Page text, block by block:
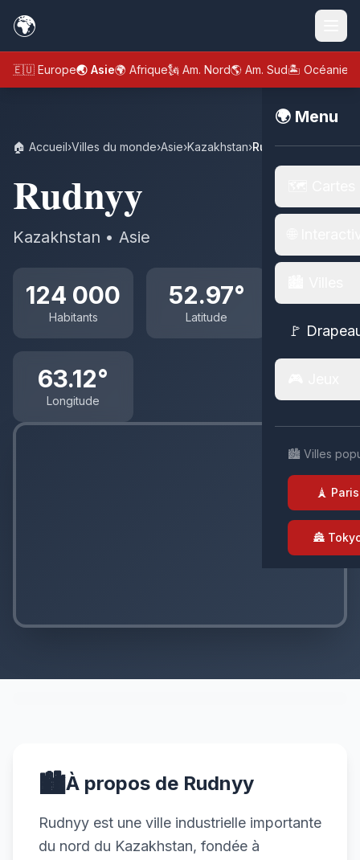
🌍
🇪🇺 Europe🌏 Asie🌍 Afrique🗽 Am. Nord🌎 Am. Sud🏝️ Océanie
🌍 Menu
🚩
🏙️ Villes
🗼 Paris
🏯
🏠 Accueil›Villes du monde›Asie›Kazakhstan›Rudnyy
Rudnyy
Kazakhstan • Asie
124 000
Habitants
52.97°
Latitude
63.12°
Longitude
🏙️À propos de Rudnyy
Rudnyy est une ville industrielle importante
du nord du Kazakhstan, fondée à